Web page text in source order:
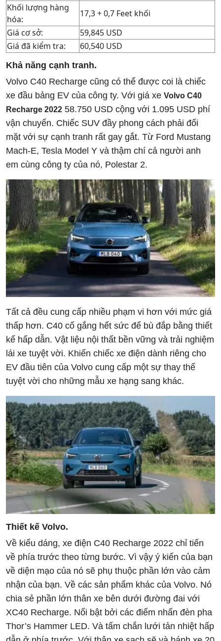
Khối lượng hàng
hóa:
17,3 + 0,7 Feet khối
Giá cơ sở:
59,845 USD
Giá đã kiểm tra:
60,540 USD
Khả năng cạnh tranh.
Volvo C40 Recharge cũng có thể được coi là chiếc
xe đầu bảng EV của công ty. Với giá xe Volvo C40
Recharge 2022 58.750 USD cộng với 1.095 USD phí
vận chuyển. Chiếc SUV đầy phong cách phải đối
mặt với sự cạnh tranh rất gay gắt. Từ Ford Mustang
Mach-E, Tesla Model Y và thậm chí cả người anh
em cùng công ty của nó, Polestar 2.
Tất cả đều cung cấp nhiều phạm vi hơn với mức giá
thấp hơn. C40 cố gắng hết sức để bù đắp bằng thiết
kế hấp dẫn. Vật liệu nội thất bền vững và trải nghiệm
lái xe tuyệt vời. Khiến chiếc xe điện dành riêng cho
EV đầu tiên của Volvo cung cấp một sự thay thế
tuyệt vời cho những mẫu xe hạng sang khác.
Thiết kế Volvo.
Về kiểu dáng, xe điện C40 Recharge 2022 chỉ tiến
về phía trước theo từng bước. Vì vậy ý kiến của bạn
về diện mạo của nó sẽ phụ thuộc phần lớn vào cảm
nhận của bạn. Về các sản phẩm khác của Volvo. Nó
chia sẻ phần lớn thân xe bên dưới đường đai với
XC40 Recharge. Nổi bật bởi các điểm nhấn đèn pha
Thor’s Hammer LED. Và tấm chắn lưới tản nhiệt hấp